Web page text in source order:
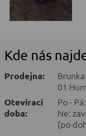
Kde nás
Prodejna:
01
Otevírací
doba:
Po -
Ne:
(po